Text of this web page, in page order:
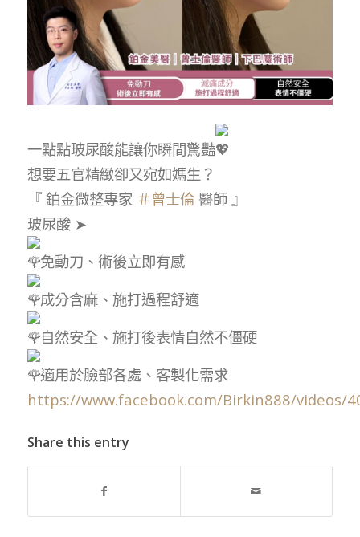
一點點玻尿酸能讓你瞬間驚豔
想要五官精緻卻又宛如媽生？
『 鉑金微整專家 ＃曾士倫醫師 』
玻尿酸 ➤
免動刀、術後立即有感
成分含麻、施打過程舒適
自然安全、施打後表情自然不僵硬
適用於臉部各處、客製化需求
https://www.facebook.com/Birkin888/videos/
Share this entry